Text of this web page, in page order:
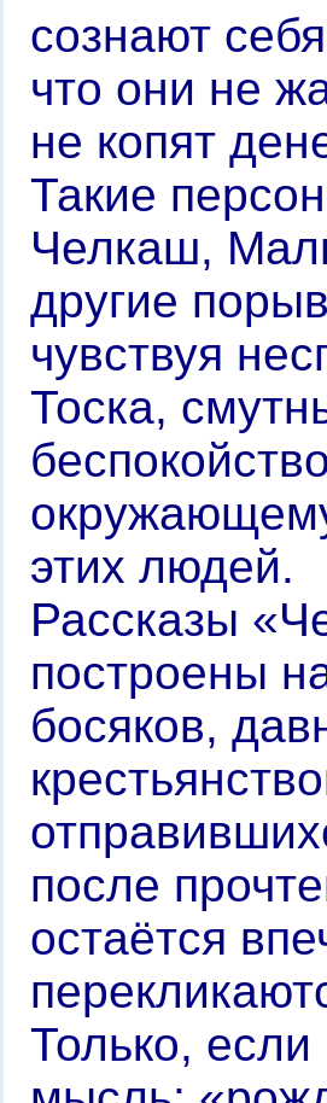
сознают
что они не
не копят
Такие
Челкаш,
другие
чувствуя
Тоска,
этих людей.
Рассказы
построены
босяков,
после
остаётся
Только,